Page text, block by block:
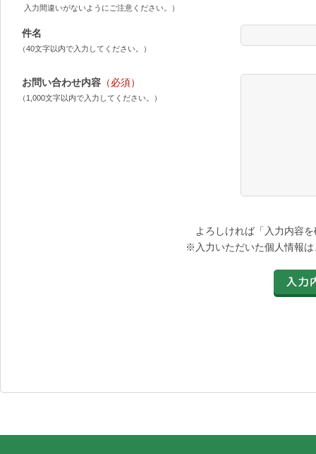
入力間違いがないようにご注意ください。）
件名
（40文字以内で入力してください。）
お問い合わせ内容 （必須）
（1,000文字以内で入力してください。）
よろしければ「入力内容
※入力いただいた個人情報